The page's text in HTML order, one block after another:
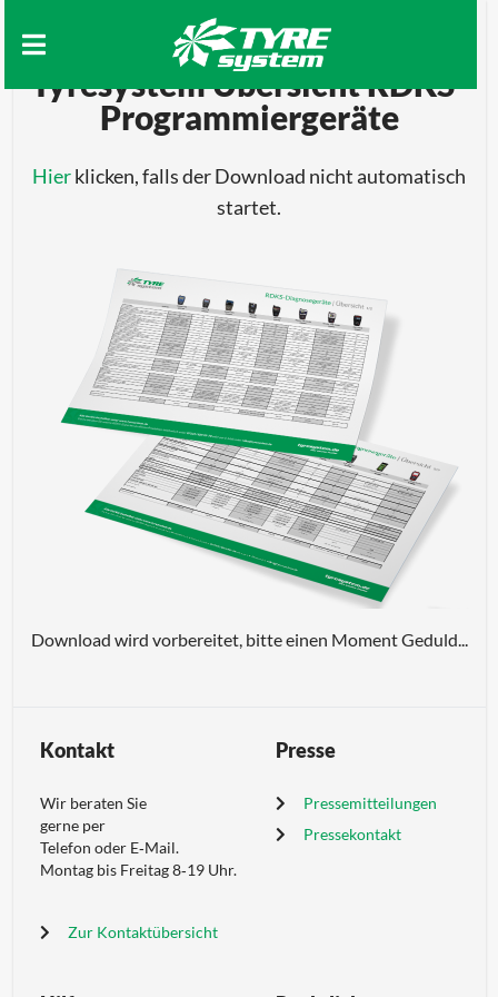
ANMELDEN
KONTAKT
UNVERBINDLICH
REGISTRIEREN
PRODUKTE
NEUIGKEITEN
SERVICE
ÜBER
UNS
Download
Tyresystem Übersicht RDKS-
Programmiergeräte
Hierklicken, falls der Download nicht automatisch
startet.
Download wird vorbereitet, bitte einen Moment Geduld...
Kontakt
Wir beraten Sie
gerne per
Telefon oder E‑Mail.
Montag bis Freitag 8‑19 Uhr.
Zur Kontaktübersicht
Presse
Pressemitteilungen
Pressekontakt